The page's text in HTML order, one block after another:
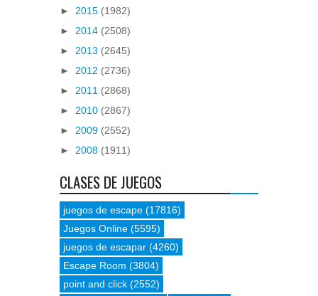
► 2015 (1982)
► 2014 (2508)
► 2013 (2645)
► 2012 (2736)
► 2011 (2868)
► 2010 (2867)
► 2009 (2552)
► 2008 (1911)
CLASES DE JUEGOS
juegos de escape (17816)
Juegos Online (5595)
juegos de escapar (4260)
Escape Room (3804)
point and click (2552)